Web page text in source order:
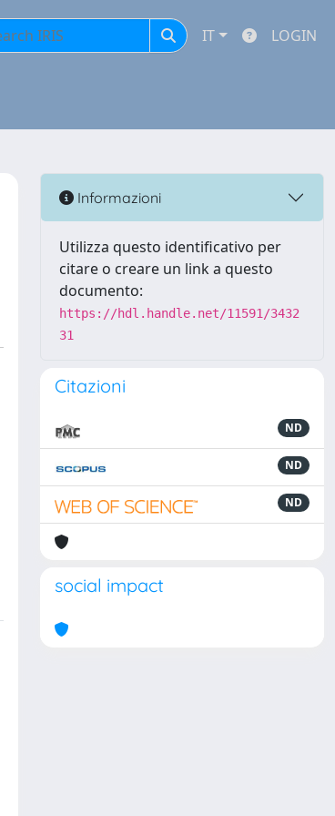
IT LOGIN
Informazioni
Utilizza questo identificativo per
citare o creare un link a questo
documento:
https://hdl.handle.net/11591/3432
31
Citazioni
ND
ND
ND
social impact